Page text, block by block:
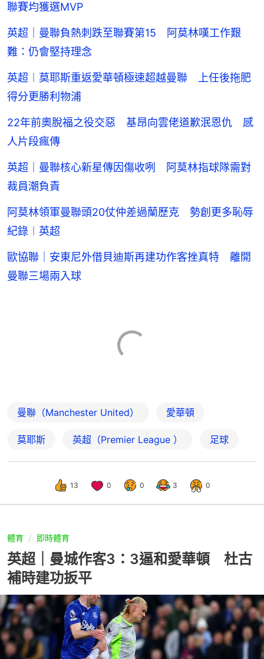
聯賽均獲選MVP
英超｜曼聯負熱刺跌至聯賽第15 阿莫林嘆工作艱
難：仍會堅持理念
英超︱莫耶斯重返愛華頓極速超越曼聯 上任後拖肥
得分更勝利物浦
22年前奧脫福之役交惡 基昂向雲佬道歉泯恩仇 感
人片段瘋傳
英超｜曼聯核心新星傳因傷收咧 阿莫林指球隊需對
裁員潮負責
阿莫林領軍曼聯頭20仗仲差過蘭歷克 勢創更多恥辱
紀錄︱英超
歐協聯｜安東尼外借貝迪斯再建功作客挫真特 離開
曼聯三場兩入球
曼聯（Manchester United） 愛華頓
莫耶斯 英超（Premier League ） 足球
13 0 0 3 0
體育 即時體育
英超｜曼城作客3：3逼和愛華頓 杜古
補時建功扳平